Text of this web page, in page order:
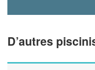
D’autres